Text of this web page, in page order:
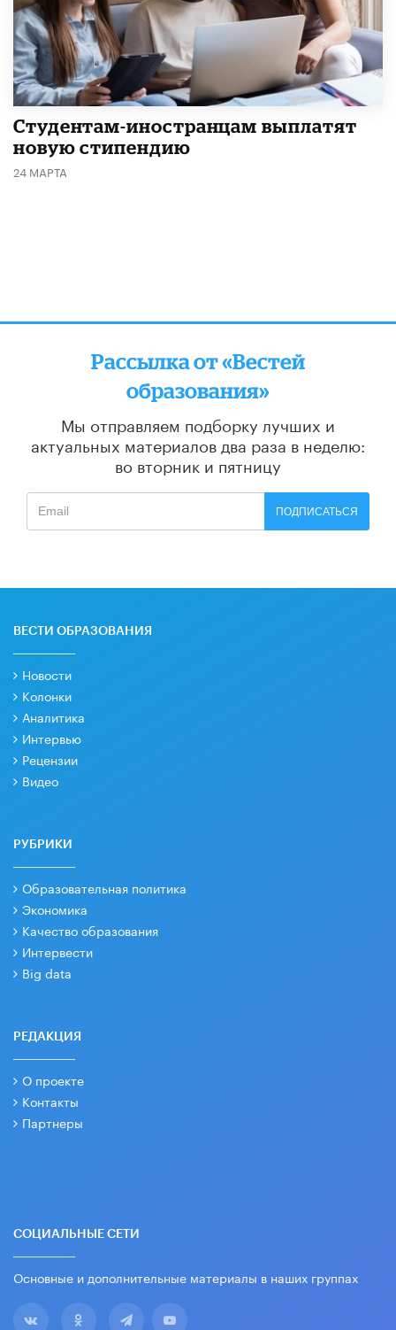
Студентам-иностранцам выплатят
новую стипендию
24 МАРТА
Рассылка от «Вестей
образования»
Мы отправляем подборку лучших и
актуальных материалов два раза в неделю:
во вторник и пятницу
ПОДПИСАТЬСЯ
ВЕСТИ ОБРАЗОВАНИЯ
Новости
Колонки
Аналитика
Интервью
Рецензии
Видео
РУБРИКИ
Образовательная политика
Экономика
Качество образования
Интервести
Big data
РЕДАКЦИЯ
О проекте
Контакты
Партнеры
СОЦИАЛЬНЫЕ СЕТИ
Основные и дополнительные материалы в наших группах